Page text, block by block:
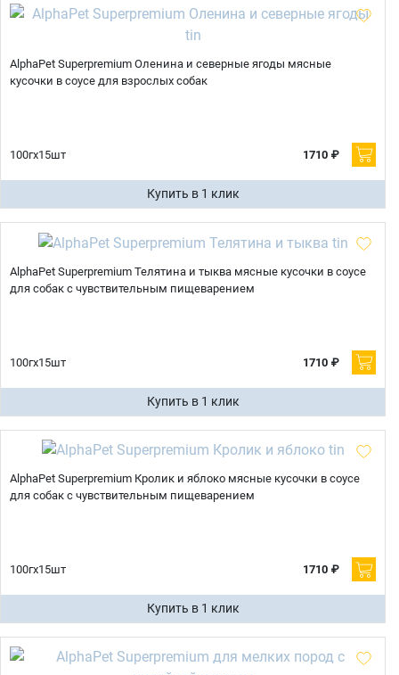
AlphaPet Superpremium Оленина и северные ягоды мясные
кусочки в соусе для взрослых собак
100гх15шт 1710 ₽
Купить в 1 клик
AlphaPet Superpremium Телятина и тыква мясные кусочки в соусе
для собак с чувствительным пищеварением
100гх15шт 1710 ₽
Купить в 1 клик
AlphaPet Superpremium Кролик и яблоко мясные кусочки в соусе
для собак с чувствительным пищеварением
100гх15шт 1710 ₽
Купить в 1 клик